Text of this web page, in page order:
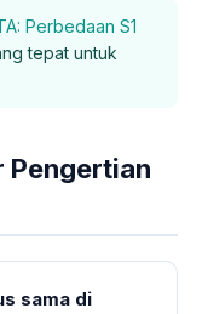
Perbedaan S1
tepat untuk
Pengertian
sama di